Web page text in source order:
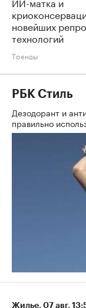
новейших
технологий
Тренды
РБК Стиль
Дезодорант и
правильно
Жилье⁠, 07 авг,